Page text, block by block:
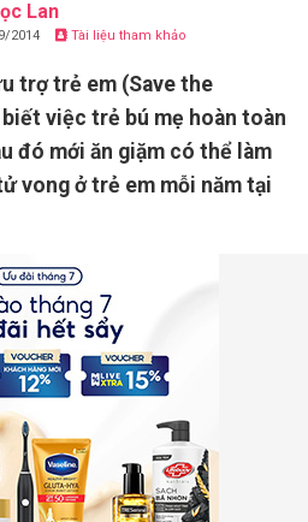
Lan
2014 Tài liệu tham khảo
trợ trẻ em (Save the
việc trẻ bú mẹ hoàn toàn
đó mới ăn giặm có thể làm
vong ở trẻ em mỗi năm tại